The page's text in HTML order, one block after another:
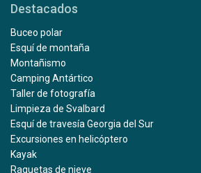
Destacados
Buceo polar
Esquí de montaña
Montañismo
Camping Antártico
Taller de fotografía
Limpieza de Svalbard
Esquí de travesía Georgia del Sur
Excursiones en helicóptero
Kayak
Raquetas de nieve